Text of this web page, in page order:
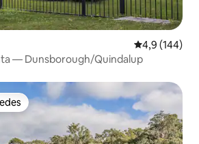
4,9 de uma
4,9 (144)
— Dunsborough/Quindalup